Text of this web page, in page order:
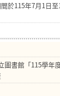
於115年7月1日
圖書館「115學年